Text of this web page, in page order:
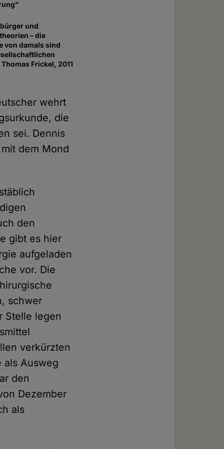
und
– die
von damals sind
Frickel, 2011
wehrt
die
sei. Dennis
dem Mond
den
gibt es hier
aufgeladen
vor. Die
schwer
Stelle legen
verkürzten
als Ausweg
den
Dezember
als